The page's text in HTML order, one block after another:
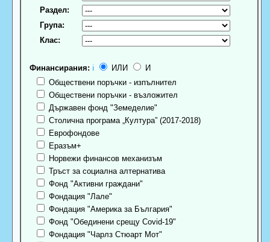
Раздел:
Група:
Клас:
Финансирания: ℹ ИЛИ
И
Обществени поръчки - изпълнител
Обществени поръчки - възложител
Държавен фонд "Земеделие"
Столична програма „Култура” (2017-2018)
Еврофондове
Еразъм+
Норвежи финансов механизъм
Тръст за социална алтернатива
Фонд "Активни граждани"
Фондация "Лале"
Фондация "Америка за България"
Фонд "Обединени срещу Covid-19"
Фондация "Чарлз Стюарт Мот"